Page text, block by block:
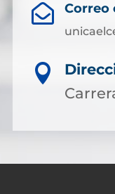
 Correo
